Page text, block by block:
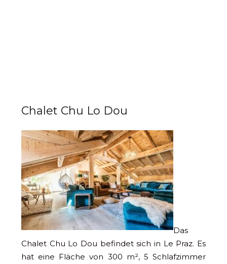
Chalet Chu Lo Dou
Das
Chalet Chu Lo Dou befindet sich in Le Praz. Es
hat eine Fläche von 300 m², 5 Schlafzimmer